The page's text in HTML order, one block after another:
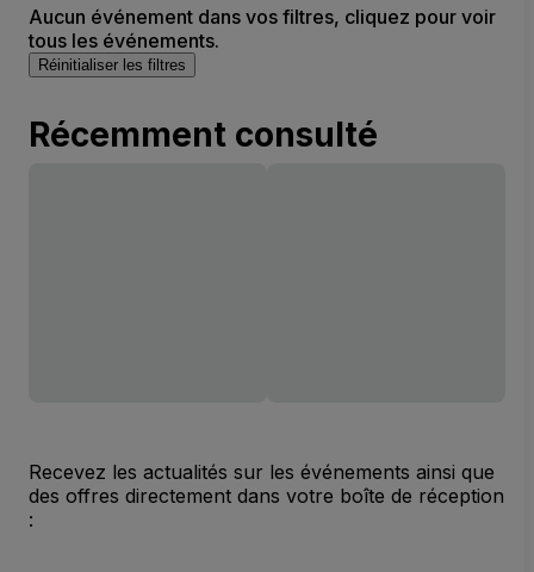
Aucun événement dans vos filtres, cliquez pour voir
tous les événements.
Réinitialiser les filtres
Récemment consulté
Recevez les actualités sur les événements ainsi que
des offres directement dans votre boîte de réception
: